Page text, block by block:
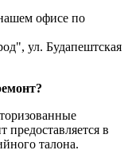
офисе по
ул. Будапештская
в
талона.